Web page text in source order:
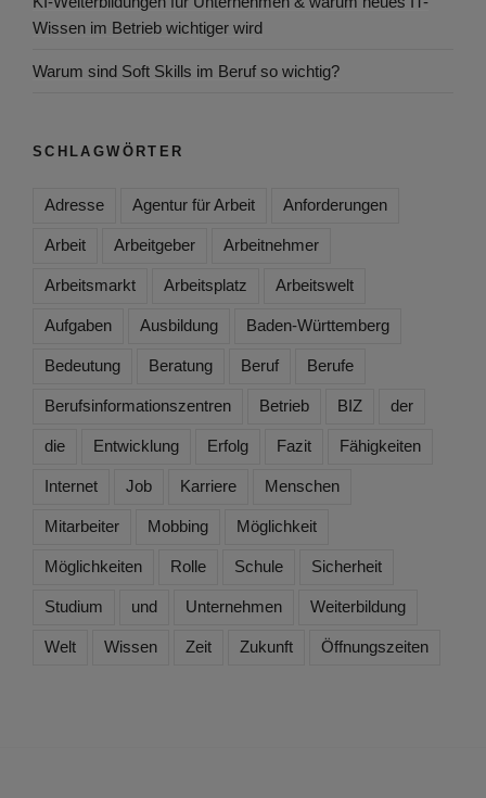
Wissen im Betrieb wichtiger wird
Warum sind Soft Skills im Beruf so wichtig?
SCHLAGWÖRTER
Adresse Agentur für Arbeit Anforderungen
Arbeit Arbeitgeber Arbeitnehmer
Arbeitsmarkt Arbeitsplatz Arbeitswelt
Aufgaben Ausbildung Baden-Württemberg
Bedeutung Beratung Beruf Berufe
Berufsinformationszentren Betrieb BIZ der
die Entwicklung Erfolg Fazit Fähigkeiten
Internet Job Karriere Menschen
Mitarbeiter Mobbing Möglichkeit
Möglichkeiten Rolle Schule Sicherheit
Studium und Unternehmen Weiterbildung
Welt Wissen Zeit Zukunft Öffnungszeiten